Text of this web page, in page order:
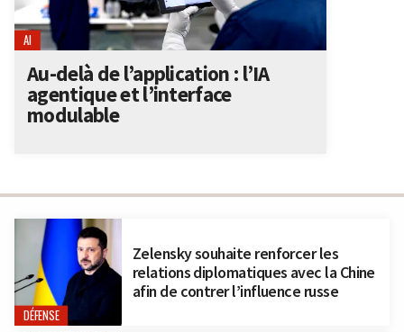
DÉFENSE
Zelensky souhaite renforcer les
relations diplomatiques avec la Chine
afin de contrer l’influence russe
AI
Au-delà de l’application : l’IA
agentique et l’interface
modulable